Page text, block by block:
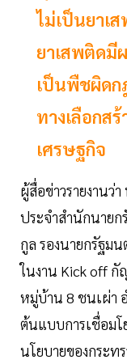
ไม่เป็นยาเ
ยาเสพติดมี
เป็นพืชผิดก
ทางเลือก
เศรษฐกิจ
ผู้สื่อข่าวรายงานว่
ประจำสำนักนาย
กูล รองนายกรัฐม
ในงาน Kick off กั
หมู่บ้าน 8 ชนเผ่า
ต้นแบบการเชื่อมโ
นโยบายของกระท